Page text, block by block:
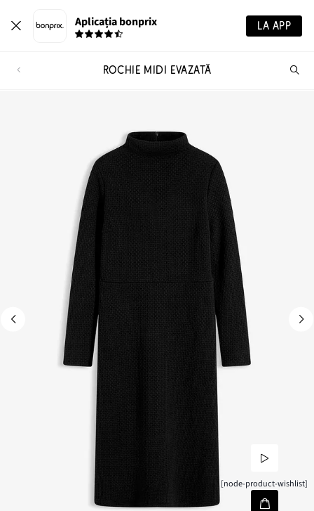
Aplicația bonprix LA APP
ROCHIE MIDI EVAZATĂ
[node-product-wishlist]